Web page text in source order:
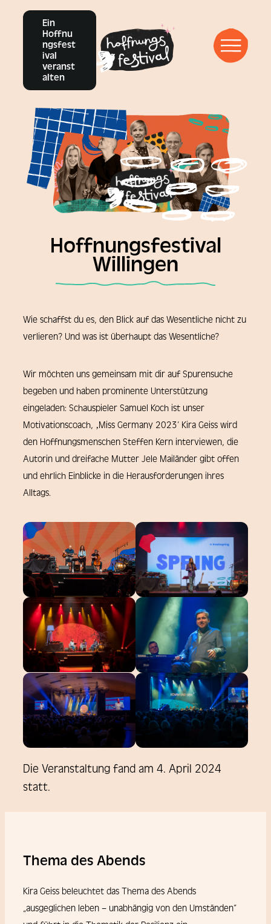
Ein
Hoffnu
ngsfest
ival
veranst
alten
Vergangene Events
Infos
Inspirations-Blog
YouTube
Instagram
Facebook
Hoffnungsfestival
Willingen
Wie schaffst du es, den Blick auf das Wesentliche nicht zu
verlieren? Und was ist überhaupt das Wesentliche?
Wir möchten uns gemeinsam mit dir auf Spurensuche
begeben und haben prominente Unterstützung
eingeladen: Schauspieler Samuel Koch ist unser
Motivationscoach, ‚Miss Germany 2023‘ Kira Geiss wird
den Hoffnungsmenschen Steffen Kern interviewen, die
Autorin und dreifache Mutter Jele Mailänder gibt offen
und ehrlich Einblicke in die Herausforderungen ihres
Alltags.
Die Veranstaltung fand am 4. April 2024
statt.
Thema des Abends
Kira Geiss beleuchtet das Thema des Abends
„ausgeglichen leben – unabhängig von den Umständen“